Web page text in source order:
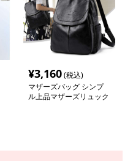
¥3,160(税込)
マザーズバッグ シンプ
ル上品マザーズリュック